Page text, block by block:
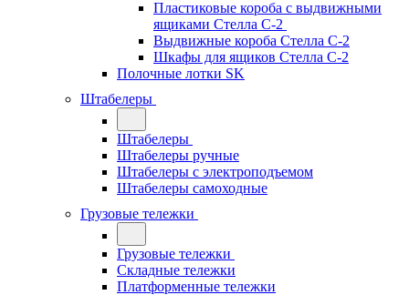
Пластиковые короба с выдвижными
ящиками Стелла С-2
Выдвижные короба Стелла С-2
Шкафы для ящиков Стелла С-2
Полочные лотки SK
Штабелеры
Штабелеры
Штабелеры ручные
Штабелеры с электроподъемом
Штабелеры самоходные
Грузовые тележки
Грузовые тележки
Складные тележки
Платформенные тележки